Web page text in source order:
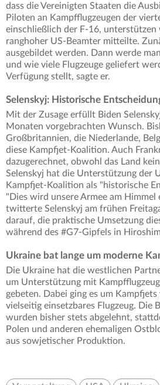
dass die Vereinigten Staaten die
Piloten an Kampfflugzeugen der
einschließlich der F-16, unterstützen
ranghoher US-Beamter mitteilte.
ausgebildet werden. Dann werde
und wie viele Flugzeuge geliefert
Verfügung stellt, sagte er.
Selenskyj: Historische
Mit der Zusage erfüllt Biden
Monaten vorgebrachten Wunsch.
Großbritannien, die Niederlande,
diese Kampfjet-Koalition. Auch
dazugerechnet, obwohl das Land
Selenskyj hat die Unterstützung der
Kampfjet-Koalition als "historische
"Dies wird unsere Armee am Himmel
twitterte Selenskyj am frühen
darauf, die praktische Umsetzung
während des #G7-Gipfels in
Ukraine bat lange um moderne
Die Ukraine hat die westlichen
um Unterstützung mit
gebeten. Dabei ging es um
vielseitig einsetzbares Flugzeug. Die
wurden bisher stets abgelehnt,
Polen und anderen ehemaligen
aus sowjetischer Produktion.